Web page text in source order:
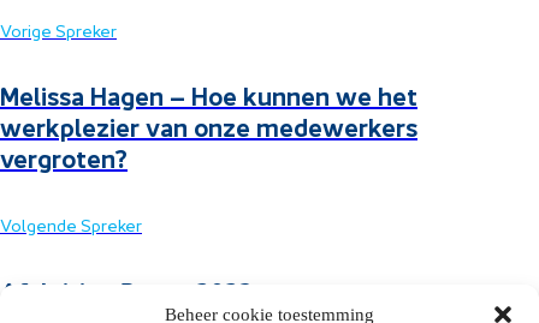
Beheer cookie toestemming
Vorige Spreker
Melissa Hagen – Hoe kunnen we het
werkplezier van onze medewerkers
vergroten?
Volgende Spreker
Afsluiting Route 2023